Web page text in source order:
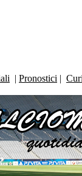
| Pronostici |